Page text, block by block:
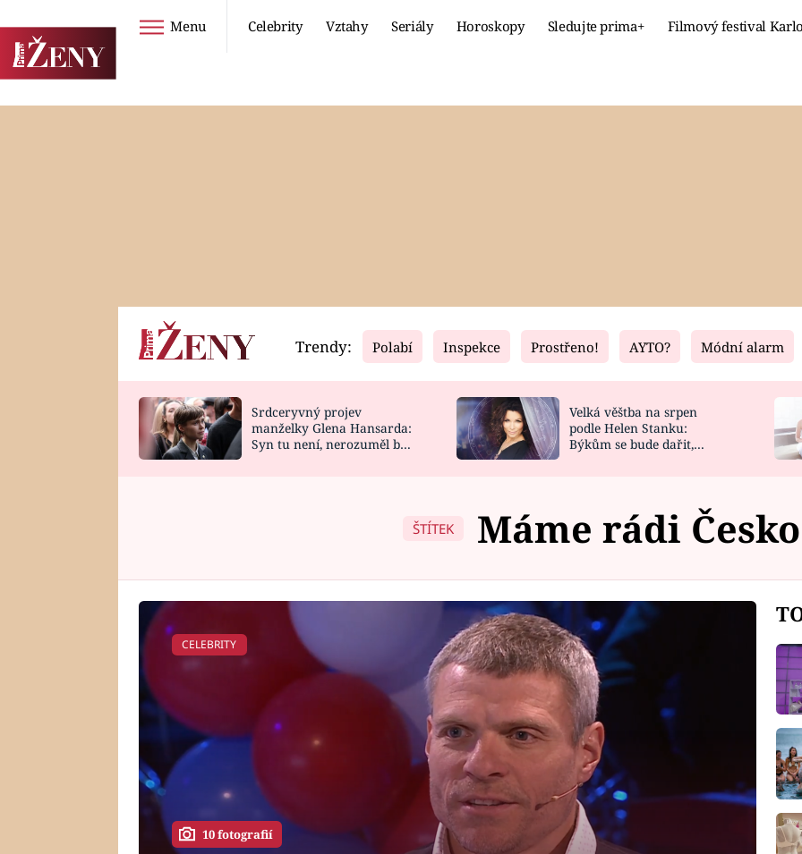
Menu Celebrity Vztahy Seriály Horoskopy Sledujte prima+ Filmový festival
Horoskopy
HOROSKOP NA
Video
CELEBRITY
VAŘENÍ
Fresh
NOVINKY
VIDEORECEPTY
Living
DESIGN
Trendy: Polabí Inspekce Prostřeno! AYTO? Módní alarm
Srdceryvný projev
manželky Glena Hansarda:
Syn tu není, nerozuměl by
Velká věštba na srpen
podle Helen Stanku:
Býkům se bude dařit,
ŠTÍTEK Máme rádi Česko
CELEBRITY
10 fotografií